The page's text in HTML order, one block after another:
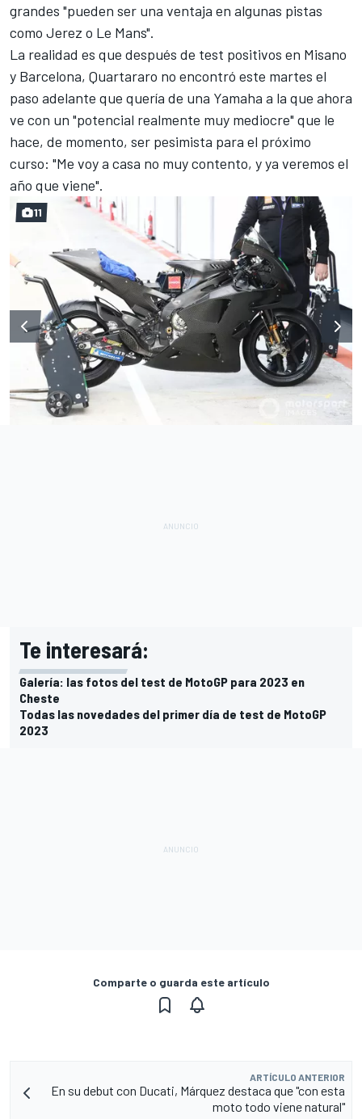
grandes "pueden ser una ventaja en algunas pistas
como Jerez o Le Mans".
La realidad es que después de test positivos en Misano
y Barcelona, Quartararo no encontró este martes el
paso adelante que quería de una Yamaha a la que ahora
ve con un "potencial realmente muy mediocre" que le
hace, de momento, ser pesimista para el próximo
curso: "Me voy a casa no muy contento, y ya veremos el
año que viene".
11
Te interesará:
Galería: las fotos del test de MotoGP para 2023 en
Cheste
Todas las novedades del primer día de test de MotoGP
2023
Comparte o guarda este artículo
ARTÍCULO ANTERIOR
En su debut con Ducati, Márquez destaca que "con esta
moto todo viene natural"